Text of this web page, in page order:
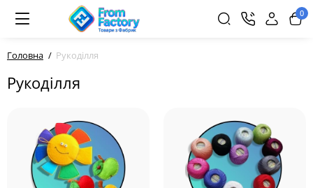
0
Головна Рукоділля
Рукоділля